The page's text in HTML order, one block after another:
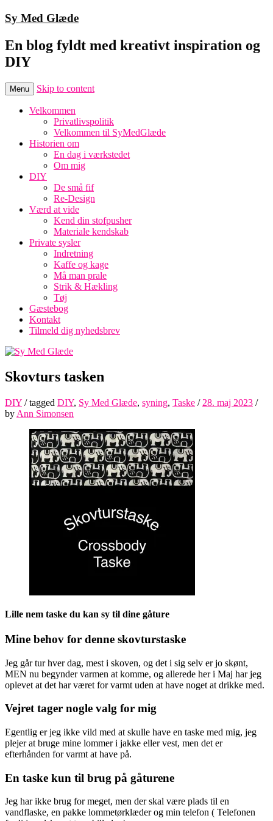
Sy Med Glæde
En blog fyldt med kreativt inspiration og
DIY
Menu Skip to content
Velkommen
Privatlivspolitik
Velkommen til SyMedGlæde
Historien om
En dag i værkstedet
Om mig
DIY
De små fif
Re-Design
Værd at vide
Kend din stofpusher
Materiale kendskab
Private sysler
Indretning
Kaffe og kage
Må man prale
Strik & Hækling
Tøj
Gæstebog
Kontakt
Tilmeld dig nyhedsbrev
Skovturs tasken
DIY / tagged DIY, Sy Med Glæde, syning, Taske / 28. maj 2023 /
by Ann Simonsen
Lille nem taske du kan sy til dine gåture
Mine behov for denne skovturstaske
Jeg går tur hver dag, mest i skoven, og det i sig selv er jo skønt,
MEN nu begynder varmen at komme, og allerede her i Maj har jeg
oplevet at det har været for varmt uden at have noget at drikke med.
Vejret tager nogle valg for mig
Egentlig er jeg ikke vild med at skulle have en taske med mig, jeg
plejer at bruge mine lommer i jakke eller vest, men det er
efterhånden for varmt at have på.
En taske kun til brug på gåturene
Jeg har ikke brug for meget, men der skal være plads til en
vandflaske, en pakke lommetørklæder og min telefon ( Telefonen